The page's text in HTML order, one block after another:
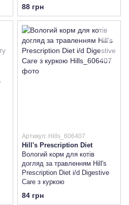
разі порушень травлення з
ягням та кіноа, 80 г
88 грн
Артикул: Hills_606407
Hill's Prescription Diet
Вологий корм для котів
догляд за травленням Hill's
Prescription Diet i/d Digestive
Care з куркою
84 грн